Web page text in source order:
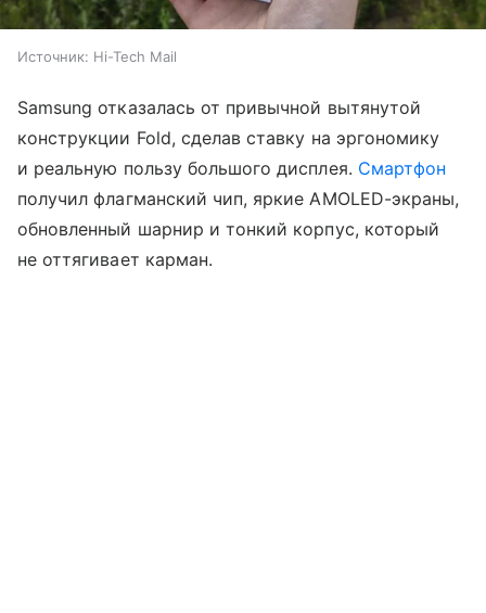
Источник: Hi-Tech Mail
Samsung отказалась от привычной вытянутой
конструкции Fold, сделав ставку на эргономику
и реальную пользу большого дисплея. Смартфон
получил флагманский чип, яркие AMOLED-экраны,
обновленный шарнир и тонкий корпус, который
не оттягивает карман.